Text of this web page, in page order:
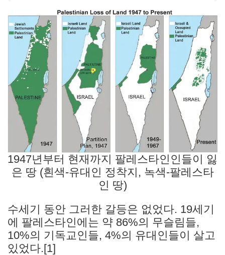
1947년부터 현재까지 팔레스타인인들이 잃
은 땅 (흰색-유대인 정착지, 녹색-팔레스타
인 땅)
수세기 동안 그러한 갈등은 없었다. 19세기
에 팔레스타인에는 약 86%의 무슬림들,
10%의 기독교인들, 4%의 유대인들이 살고
있었다.[1]